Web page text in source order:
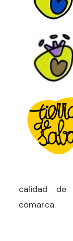
calidad
comarca.